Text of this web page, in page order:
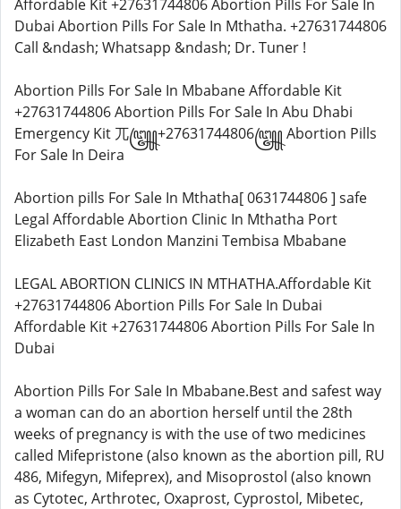
Affordable Kit +27631744806 Abortion Pills For Sale In
Dubai Abortion Pills For Sale In Mthatha. +27631744806
Call &ndash; Whatsapp &ndash; Dr. Tuner !
Abortion Pills For Sale In Mbabane Affordable Kit
+27631744806 Abortion Pills For Sale In Abu Dhabi
Emergency Kit 兀꧅+27631744806꧅ Abortion Pills
For Sale In Deira
Abortion pills For Sale In Mthatha[ 0631744806 ] safe
Legal Affordable Abortion Clinic In Mthatha Port
Elizabeth East London Manzini Tembisa Mbabane
LEGAL ABORTION CLINICS IN MTHATHA.Affordable Kit
+27631744806 Abortion Pills For Sale In Dubai
Affordable Kit +27631744806 Abortion Pills For Sale In
Dubai
Abortion Pills For Sale In Mbabane.Best and safest way
a woman can do an abortion herself until the 28th
weeks of pregnancy is with the use of two medicines
called Mifepristone (also known as the abortion pill, RU
486, Mifegyn, Mifeprex), and Misoprostol (also known
as Cytotec, Arthrotec, Oxaprost, Cyprostol, Mibetec,